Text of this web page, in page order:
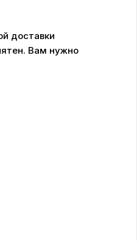
доставки
Вам нужно